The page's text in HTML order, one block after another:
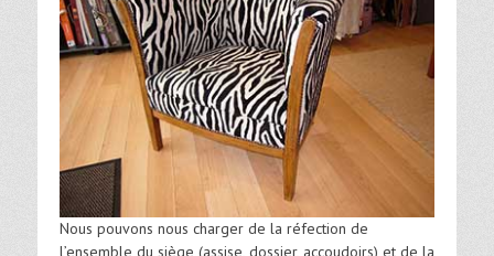
Nous pouvons nous charger de la réfection de
l’ensemble du siège (assise, dossier, accoudoirs) et de la